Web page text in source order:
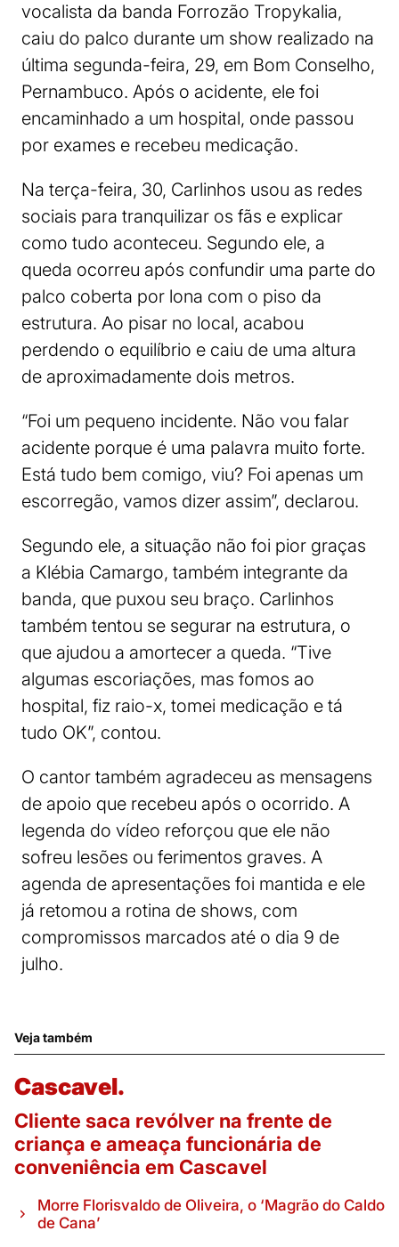
vocalista da banda Forrozão Tropykalia,
caiu do palco durante um show realizado na
última segunda-feira, 29, em Bom Conselho,
Pernambuco. Após o acidente, ele foi
encaminhado a um hospital, onde passou
por exames e recebeu medicação.
Na terça-feira, 30, Carlinhos usou as redes
sociais para tranquilizar os fãs e explicar
como tudo aconteceu. Segundo ele, a
queda ocorreu após confundir uma parte do
palco coberta por lona com o piso da
estrutura. Ao pisar no local, acabou
perdendo o equilíbrio e caiu de uma altura
de aproximadamente dois metros.
“Foi um pequeno incidente. Não vou falar
acidente porque é uma palavra muito forte.
Está tudo bem comigo, viu? Foi apenas um
escorregão, vamos dizer assim”, declarou.
Segundo ele, a situação não foi pior graças
a Klébia Camargo, também integrante da
banda, que puxou seu braço. Carlinhos
também tentou se segurar na estrutura, o
que ajudou a amortecer a queda. “Tive
algumas escoriações, mas fomos ao
hospital, fiz raio-x, tomei medicação e tá
tudo OK”, contou.
O cantor também agradeceu as mensagens
de apoio que recebeu após o ocorrido. A
legenda do vídeo reforçou que ele não
sofreu lesões ou ferimentos graves. A
agenda de apresentações foi mantida e ele
já retomou a rotina de shows, com
compromissos marcados até o dia 9 de
julho.
Veja também
Cascavel.
Cliente saca revólver na frente de
criança e ameaça funcionária de
conveniência em Cascavel
Morre Florisvaldo de Oliveira, o ‘Magrão do Caldo
de Cana’